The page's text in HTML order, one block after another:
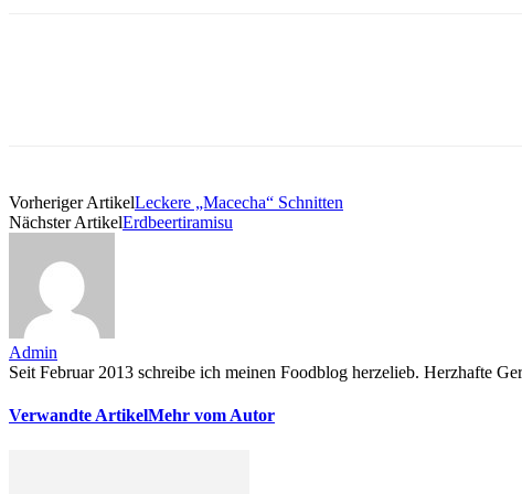
Vorheriger ArtikelLeckere „Macecha“ Schnitten
Nächster ArtikelErdbeertiramisu
Admin
Seit Februar 2013 schreibe ich meinen Foodblog herzelieb. Herzhafte
Verwandte ArtikelMehr vom Autor